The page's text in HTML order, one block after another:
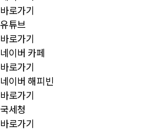
바로가기
유튜브
바로가기
네이버 카페
바로가기
네이버 해피빈
바로가기
국세청
바로가기